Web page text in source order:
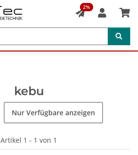
2%
kebu
Nur Verfügbare anzeigen
Artikel 1 - 1 von 1